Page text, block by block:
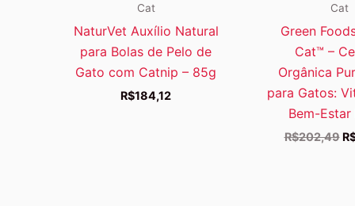
Cat
NaturVet Auxílio Natural
para Bolas de Pelo de
Gato com Catnip – 85g
R$184,12
Cat
Green
Cat™ –
Orgânica
para Gatos:
Bem-Estar
R$202,49 O